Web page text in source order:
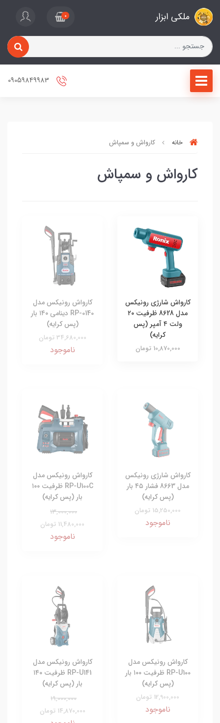
ملکی ابزار 0
خانه کارواش و سمپاش
کارواش و سمپاش
کارواش شارژی رونیکس
مدل 8628 ظرفیت ۲۰
ولت ۴ آمپر (پس
کرایه)
10,870,000 تومان
کارواش رونیکس مدل
RP-0140 دینامی ۱۴۰ بار
(پس کرایه)
34,680,000 تومان
ناموجود
کارواش شارژی رونیکس
مدل 8663 فشار ۴۵ بار
(پس کرایه)
15,250,000 تومان
ناموجود
کارواش رونیکس مدل
RP-U100C ظرفیت ۱۰۰
بار (پس کرایه)
13,000,000
11,480,000 تومان
ناموجود
کارواش رونیکس مدل
RP-U100 ظرفیت ۱۰۰ بار
(پس کرایه)
12,900,000 تومان
ناموجود
کارواش رونیکس مدل
RP-U141 ظرفیت ۱۴۰
بار (پس کرایه)
19,000,000
14,870,000 تومان